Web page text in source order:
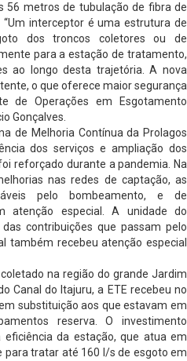
56 metros de tubulação de fibra de
interceptor é uma estrutura de
dos troncos coletores ou de
para a estação de tratamento,
ao longo desta trajetória. A nova
o que oferece maior segurança
de Operações em Esgotamento
Gonçalves.
de Melhoria Contínua da Prolagos
dos serviços e ampliação dos
reforçado durante a pandemia. Na
nas redes de captação, as
pelo bombeamento, e de
atenção especial. A unidade do
contribuições que passam pelo
também recebeu atenção especial
na região do grande Jardim
Canal do Itajuru, a ETE recebeu no
substituição aos que estavam em
reserva. O investimento
da estação, que atua em
para tratar até 160 l/s de esgoto em